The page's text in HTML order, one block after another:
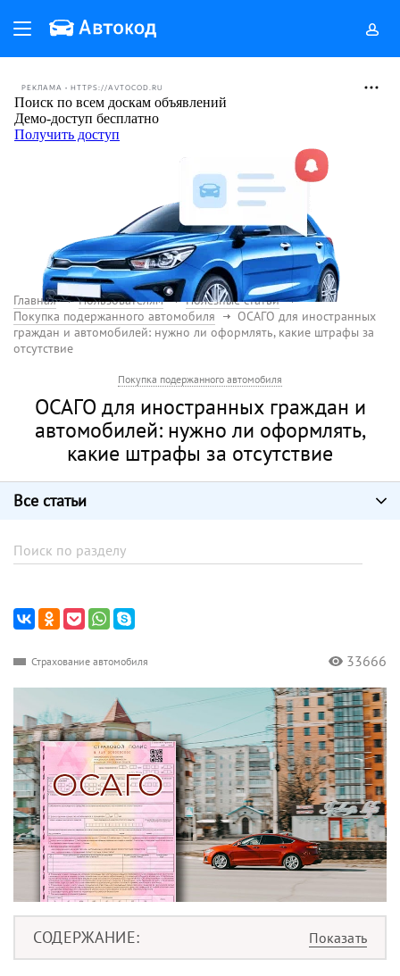
РЕКЛАМА • HTTPS://AVTOCOD.RU
Главная Пользователям
Полезные статьи
Покупка подержанного автомобиля
ОСАГО для иностранных
граждан и автомобилей: нужно ли оформлять, какие штрафы за
отсутствие
Покупка подержанного автомобиля
ОСАГО для иностранных граждан и
автомобилей: нужно ли оформлять,
какие штрафы за отсутствие
Все статьи
Страхование автомобиля 33666
СОДЕРЖАНИЕ